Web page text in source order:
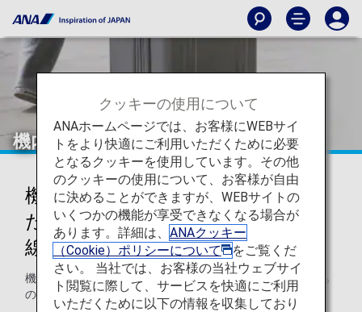
機内持ち込み・お預かりできないもの
機内持ち込み・お預かりが制限ま
たは禁止されているもの（国際
線）
機内へのお持ち込みができないものとお預かりができないも
のについて説明させていただきます。
クッキーの使用について
ANAホームページでは、お客様にWEBサイ
トをより快適にご利用いただくために必要
となるクッキーを使用しています。その他
のクッキーの使用について、お客様が自由
に決めることができますが、WEBサイトの
いくつかの機能が享受できなくなる場合が
あります。詳細は、 ANAクッキー
（Cookie）ポリシーについて
をご覧くだ
さい。 当社では、お客様の当社ウェブサイ
ト閲覧に際して、サービスを快適にご利用
いただくために以下の情報を収集しており